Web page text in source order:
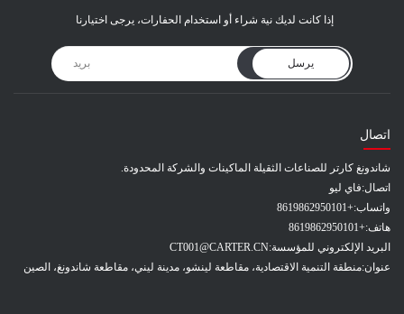
إذا كانت لديك نية شراء أو استخدام الحفارات، يرجى اختيارنا
يرسل
اتصال
شاندونغ كارتر للصناعات الثقيلة الماكينات والشركة المحدودة.
اتصال:فاي ليو
واتساب:+8619862950101
هاتف:+8619862950101
البريد الإلكتروني للمؤسسة:CT001@CARTER.CN
عنوان:منطقة التنمية الاقتصادية، مقاطعة لينشو، مدينة ليني، مقاطعة شاندونغ، الصين